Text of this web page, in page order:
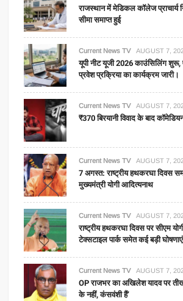
राजस्थान में मेडिकल कॉलेज प्राचार्य
सीमा समाप्त हुई
Current News TV AUGUST 7,
यूपी नीट यूजी 2026 काउंसिलिंग शुरू,
प्रवेश प्रक्रिया का कार्यक्रम जारी।
Current News TV AUGUST 7,
₹370 बिरयानी विवाद के बाद
Current News TV AUGUST 7,
7 अगस्त: राष्ट्रीय हथकरघा दिवस
मुख्यमंत्री योगी आदित्यनाथ
Current News TV AUGUST 7,
राष्ट्रीय हथकरघा दिवस पर सीएम
टेक्सटाइल पार्क समेत कई बड़ी
Current News TV AUGUST 7,
OP राजभर का अखिलेश यादव पर
के नहीं, कंसवंशी हैं’